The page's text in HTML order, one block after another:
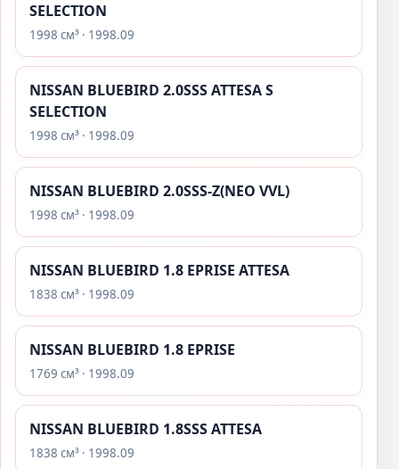
SELECTION
1998 см³ · 1998.09
NISSAN BLUEBIRD 2.0SSS ATTESA S
SELECTION
1998 см³ · 1998.09
NISSAN BLUEBIRD 2.0SSS-Z(NEO VVL)
1998 см³ · 1998.09
NISSAN BLUEBIRD 1.8 EPRISE ATTESA
1838 см³ · 1998.09
NISSAN BLUEBIRD 1.8 EPRISE
1769 см³ · 1998.09
NISSAN BLUEBIRD 1.8SSS ATTESA
1838 см³ · 1998.09